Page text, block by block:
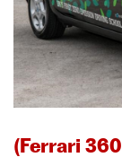
(Ferrari